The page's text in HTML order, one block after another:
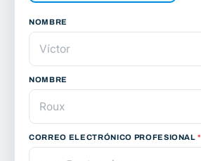
NOMBRE
NOMBRE
CORREO ELECTRÓNICO PROFESIONAL*